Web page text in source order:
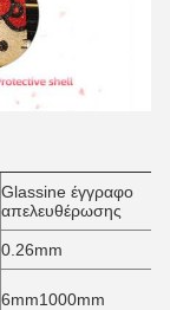
Glassine έγγραφο
απελευθέρωσης
0.26mm
6mm1000mm